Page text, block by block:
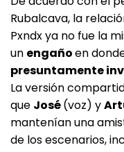
Rubalcava, la
Pxndx ya no fue la
un engañoen
presuntamente
La versión
que José(voz) y
mantenían una
de los escenarios,